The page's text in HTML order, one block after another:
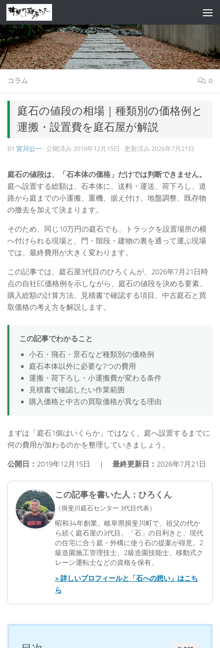
コンテンツへスキップ
コラム 0
庭石の値段の相場｜種類別の価格例と
運搬・設置費を庭石屋が解説
BY 宮川公一 · 公開済み 2019年12月15日 · 更新済み 2026年7月21日
庭石の値段は、「石本体の価格」だけでは判断できません。
庭へ設置する総額は、石本体に、送料・運送、荷下ろし、道
路から庭までの小運搬、重機、据え付け、地盤調整、既存物
の撤去を加えて決まります。
そのため、同じ10万円の庭石でも、トラックを設置場所の横
へ付けられる現場と、門・階段・建物の裏を通って運ぶ現場
では、最終費用が大きく変わります。
この記事では、庭石屋3代目のひろくんが、2026年7月21日時
点の自社EC価格例を示しながら、庭石の値段を決める要素、
購入総額の計算方法、見積書で確認する項目、中古庭石と買
取価格の考え方を解説します。
この記事でわかること
小石・飛石・景石など種類別の価格例
庭石本体以外に必要な7つの費用
運搬・荷下ろし・小運搬費が変わる条件
見積書で確認したい作業範囲
購入価格と中古の買取価格が異なる理由
まずは「庭石1個はいくらか」ではなく、庭へ設置するまでに
何の費用が加わるのかを整理していきましょう。
公開日： 2019年12月15日 ｜ 最終更新日： 2026年7月21日
この記事を書いた人：ひろくん
（揖斐川庭石センター 3代目代表）
昭和34年創業。岐阜県揖斐川町で、祖父の代か
ら続く庭石屋の3代目。「石」の目利きと、現代
の住宅に合う庭・外構に使う石の提案が得意。2
級造園施工管理技士、2級造園技能士、移動式ク
レーン運転士などの資格を保有。
> 詳しいプロフィールと「石への想い」はこち
ら